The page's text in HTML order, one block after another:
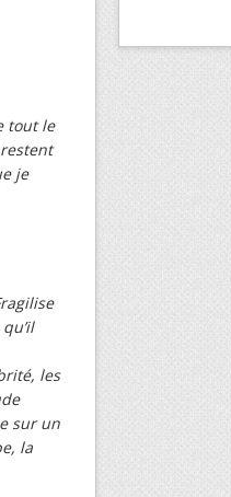
tout le
je
les
sur un
la